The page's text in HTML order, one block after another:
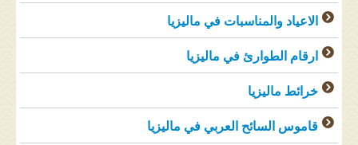
الاعياد والمناسبات في ماليزيا
ارقام الطوارئ في ماليزيا
خرائط ماليزيا
قاموس السائح العربي في ماليزيا